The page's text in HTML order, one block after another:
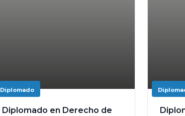
Diplomado
Diplomado en Derecho de